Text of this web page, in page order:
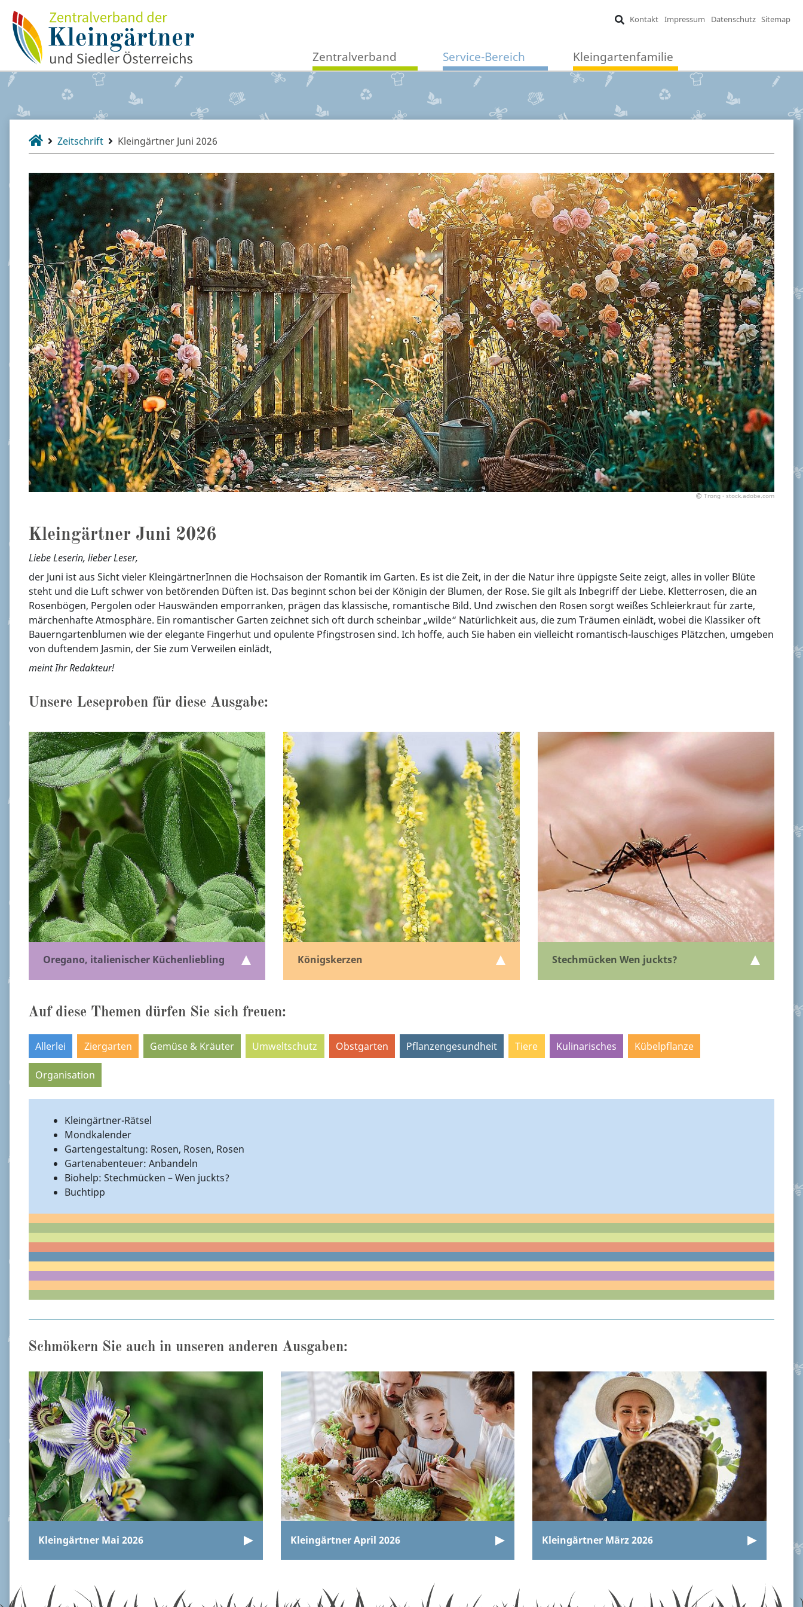
Zentralverband Service-Bereich Kleingartenfamilie
Kontakt Impressum Datenschutz Sitemap
Zeitschrift Kleingärtner Juni 2026
Trong - stock.adobe.com
Kleingärtner Juni 2026
Liebe Leserin, lieber Leser,
der Juni ist aus Sicht vieler KleingärtnerInnen die Hochsaison der Romantik im Garten. Es ist die Zeit, in der die Natur ihre üppigste Seite zeigt, alles in voller Blüte
steht und die Luft schwer von betörenden Düften ist. Das beginnt schon bei der Königin der Blumen, der Rose. Sie gilt als Inbegriff der Liebe. Kletterrosen, die an
Rosenbögen, Pergolen oder Hauswänden emporranken, prägen das klassische, romantische Bild. Und zwischen den Rosen sorgt weißes Schleierkraut für zarte,
märchenhafte Atmosphäre. Ein romantischer Garten zeichnet sich oft durch scheinbar „wilde“ Natürlichkeit aus, die zum Träumen einlädt, wobei die Klassiker oft
Bauerngartenblumen wie der elegante Fingerhut und opulente Pfingstrosen sind. Ich hoffe, auch Sie haben ein vielleicht romantisch-lauschiges Plätzchen, umgeben
von duftendem Jasmin, der Sie zum Verweilen einlädt,
meint Ihr Redakteur!
Unsere Leseproben für diese Ausgabe:
Oregano, italienischer Küchenliebling Königskerzen Stechmücken Wen juckts?
Auf diese Themen dürfen Sie sich freuen:
Allerlei Ziergarten Gemüse & Kräuter Umweltschutz Obstgarten Pflanzengesundheit Tiere Kulinarisches Kübelpflanze
Organisation
Kleingärtner-Rätsel
Mondkalender
Gartengestaltung: Rosen, Rosen, Rosen
Gartenabenteuer: Anbandeln
Biohelp: Stechmücken – Wen juckts?
Buchtipp
Schmökern Sie auch in unseren anderen Ausgaben:
Kleingärtner Mai 2026 Kleingärtner April 2026 Kleingärtner März 2026